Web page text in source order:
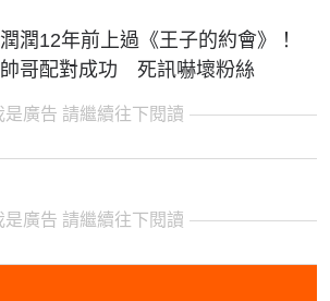
潤12年前上過《王子的約會》！
哥配對成功 死訊嚇壞粉絲
是廣告 請繼續往下閱讀
是廣告 請繼續往下閱讀